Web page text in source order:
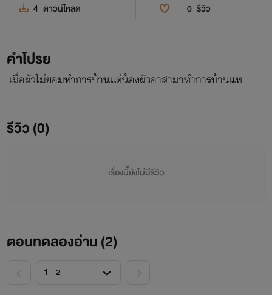
4 ดาวน์โหลด 0 รีวิว
คำโปรย
เมื่อผัวไม่ยอมทำการบ้านแต่น้องผัวอาสามาทำการบ้านแท
รีวิว (0)
เรื่องนี้ยังไม่มีรีวิว
ตอนทดลองอ่าน (2)